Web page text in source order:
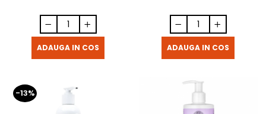
ADAUGA IN COS ADAUGA IN COS
-13%